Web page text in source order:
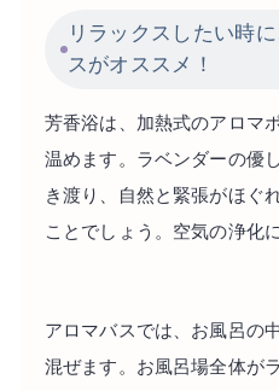
リラックスしたい時
スがオススメ！
芳香浴は、加熱式のアロマ
温めます。ラベンダーの優
き渡り、自然と緊張がほぐ
ことでしょう。空気の浄化
アロマバスでは、お風呂の
混ぜます。お風呂場全体が